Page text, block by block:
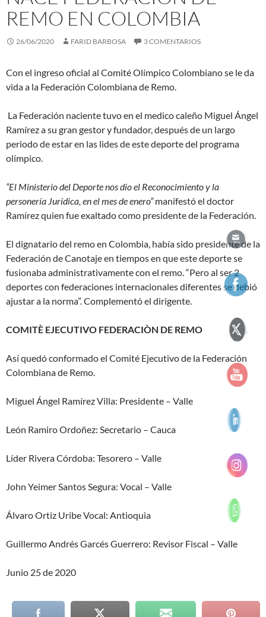
REMO EN COLOMBIA
26/06/2020 FARID BARBOSA 3 COMENTARIOS
Con el ingreso oficial al Comité Olímpico Colombiano se le da
vida a la Federación Colombiana de Remo.
La Federación naciente tuvo en el medico caleño Miguel Ángel
Ramírez a su gran gestor y fundador, después de un largo
periodo de estar en las lides de este deporte del programa
olímpico.
“El Ministerio del Deporte nos dio el Reconocimiento y la
personería Jurídica, en el mes de enero”manifestó el doctor
Ramírez quien fue exaltado como presidente de la Federación.
El dignatario del remo en Colombia, había sido presidente de la
Federación de Canotaje en tiempos en que este deporte se
fusionaba administrativamente con el remo. “Pero al ser 2
deportes con federaciones internacionales diferentes se debió
ajustar a la norma”. Complementó el dirigente.
COMITÈ EJECUTIVO FEDERACIÒN DE REMO
Así quedó conformado el Comité Ejecutivo de la Federación
Colombiana de Remo.
Miguel Ángel Ramírez Villa: Presidente – Valle
León Ramiro Ordoñez: Secretario – Cauca
Líder Rivera Córdoba: Tesorero – Valle
John Yeimer Santos Segura: Vocal – Valle
Álvaro Ortiz Uribe Vocal: Antioquia
Guillermo Andrés Garcés Guerrero: Revisor Fiscal – Valle
Junio 25 de 2020